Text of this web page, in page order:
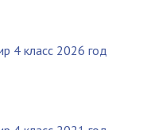
4 класс 2026 год